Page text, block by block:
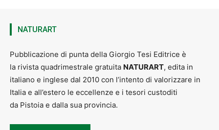
NATURART
Pubblicazione di punta della Giorgio Tesi Editrice è
la rivista quadrimestrale gratuita NATURART, edita in
italiano e inglese dal 2010 con l’intento di valorizzare in
Italia e all’estero le eccellenze e i tesori custoditi
da Pistoia e dalla sua provincia.